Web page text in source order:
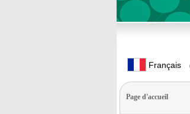
Français
Page d'accueil